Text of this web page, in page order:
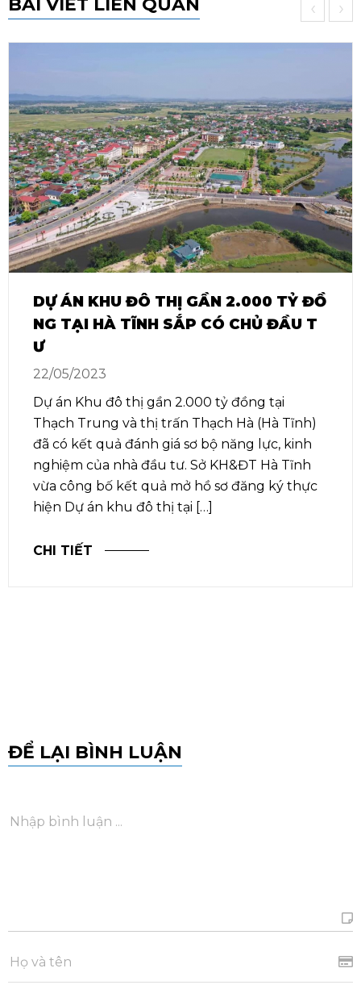
BÀI VIẾT LIÊN QUAN
DỰ ÁN KHU ĐÔ THỊ GẦN 2.000 TỶ ĐỒ
NG TẠI HÀ TĨNH SẮP CÓ CHỦ ĐẦU T
Ư
22/05/2023
Dự án Khu đô thị gần 2.000 tỷ đồng tại
Thạch Trung và thị trấn Thạch Hà (Hà Tĩnh)
đã có kết quả đánh giá sơ bộ năng lực, kinh
nghiệm của nhà đầu tư. Sở KH&ĐT Hà Tĩnh
vừa công bố kết quả mở hồ sơ đăng ký thực
hiện Dự án khu đô thị tại […]
CHI TIẾT
‹ ›
ĐỂ LẠI BÌNH LUẬN